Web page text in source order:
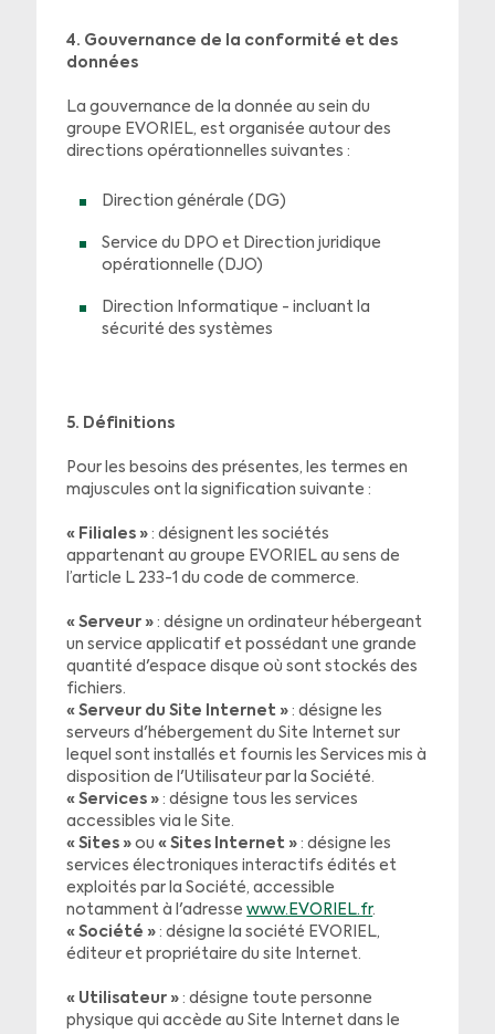
4. Gouvernance de la conformité et des
données
La gouvernance de la donnée au sein du
groupe EVORIEL, est organisée autour des
directions opérationnelles suivantes :
Direction générale (DG)
Service du DPO et Direction juridique
opérationnelle (DJO)
Direction Informatique - incluant la
sécurité des systèmes
5. Définitions
Pour les besoins des présentes, les termes en
majuscules ont la signification suivante :
« Filiales » : désignent les sociétés
appartenant au groupe EVORIEL au sens de
l’article L 233-1 du code de commerce.
« Serveur » : désigne un ordinateur hébergeant
un service applicatif et possédant une grande
quantité d'espace disque où sont stockés des
fichiers.
« Serveur du Site Internet » : désigne les
serveurs d'hébergement du Site Internet sur
lequel sont installés et fournis les Services mis à
disposition de l'Utilisateur par la Société.
« Services » : désigne tous les services
accessibles via le Site.
« Sites » ou « Sites Internet » : désigne les
services électroniques interactifs édités et
exploités par la Société, accessible
notamment à l'adressewww.EVORIEL.fr.
« Société » : désigne la société EVORIEL,
éditeur et propriétaire du site Internet.
« Utilisateur » : désigne toute personne
physique qui accède au Site Internet dans le